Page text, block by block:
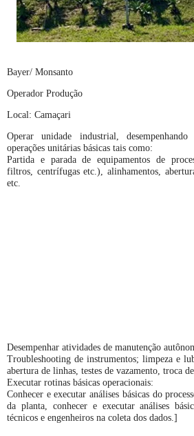
Bayer/ Monsanto
Operador Produção
Local: Camaçari
Operar unidade industrial,
operações unitárias básicas tais como:
Partida e parada de equipamentos de
filtros, centrífugas etc.), alinhamentos,
etc.
Desempenhar atividades de manutenção
Troubleshooting de instrumentos; limpeza e
abertura de linhas, testes de vazamento, troca
Executar rotinas básicas operacionais:
Conhecer e executar análises básicas do
da planta, conhecer e executar análises
técnicos e engenheiros na coleta dos dados.]